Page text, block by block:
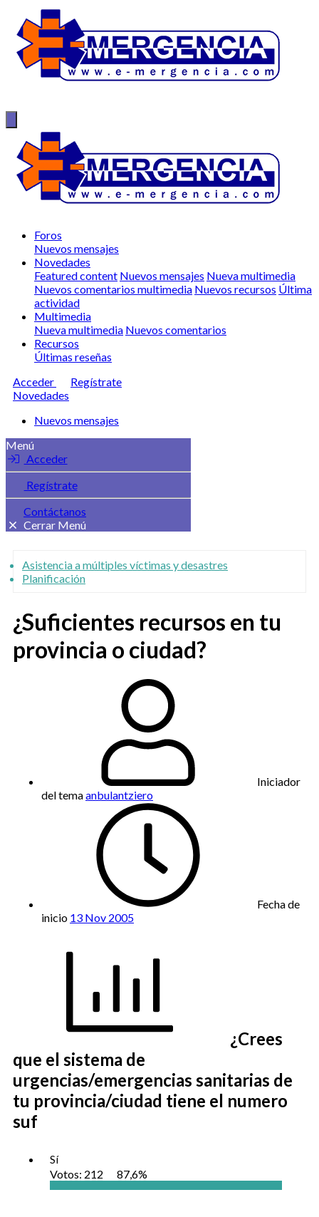
Foros
Nuevos mensajes
Novedades
Featured content Nuevos mensajes Nueva multimedia
Nuevos comentarios multimedia Nuevos recursos Última
actividad
Multimedia
Nueva multimedia Nuevos comentarios
Recursos
Últimas reseñas
Acceder
Regístrate
Novedades
Nuevos mensajes
Menú
Acceder
Regístrate
Contáctanos
Cerrar Menú
Asistencia a múltiples víctimas y desastres
Planificación
¿Suficientes recursos en tu
provincia o ciudad?
Iniciador
del temaanbulantziero
Fecha de
inicio 13 Nov 2005
¿Crees
que el sistema de
urgencias/emergencias sanitarias de
tu provincia/ciudad tiene el numero
suf
Sí
Votos: 212 87,6%